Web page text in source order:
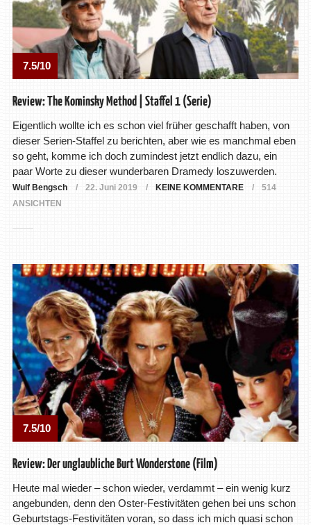
7.5/10
Review: The Kominsky Method | Staffel 1 (Serie)
Eigentlich wollte ich es schon viel früher geschafft haben, von
dieser Serien-Staffel zu berichten, aber wie es manchmal eben
so geht, komme ich doch zumindest jetzt endlich dazu, ein
paar Worte zu dieser wunderbaren Dramedy loszuwerden.
Wulf Bengsch 22. Juni 2019 KEINE KOMMENTARE
514
ANSICHTEN
7.5/10
Review: Der unglaubliche Burt Wonderstone (Film)
Heute mal wieder – schon wieder, verdammt – ein wenig kurz
angebunden, denn den Oster-Festivitäten gehen bei uns schon
Geburtstags-Festivitäten voran, so dass ich mich quasi schon